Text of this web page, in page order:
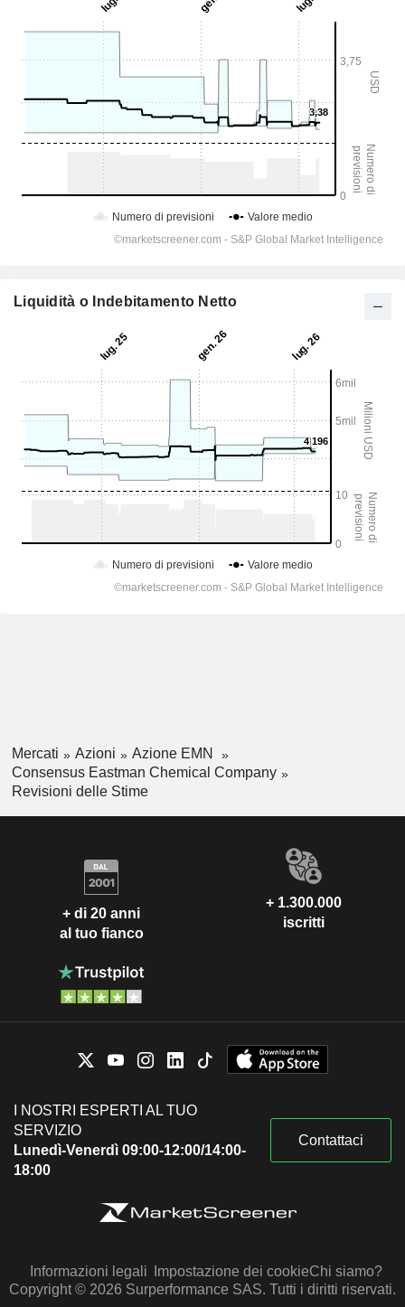
Liquidità o Indebitamento Netto
Mercati Azioni
Azione EMN
Consensus Eastman Chemical Company
Revisioni delle Stime
+ di 20 anni
al tuo fianco
+ 1.300.000
iscritti
I NOSTRI ESPERTI AL TUO
SERVIZIO
Lunedì-Venerdì 09:00-12:00/14:00-
18:00
Contattaci
Informazioni legali Impostazione dei cookieChi siamo?
Copyright © 2026 Surperformance SAS. Tutti i diritti riservati.